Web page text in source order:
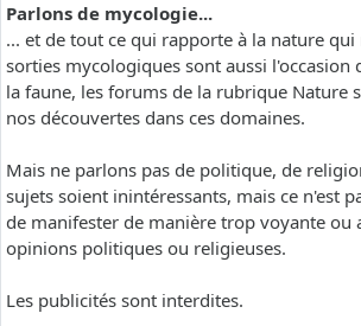
Parlons de mycologie...
... et de tout ce qui rapporte à la nature qui
sorties mycologiques sont aussi l'occasion
la faune, les forums de la rubrique Nature
nos découvertes dans ces domaines.
Mais ne parlons pas de politique, de
sujets soient inintéressants, mais ce n'est
de manifester de manière trop voyante ou
opinions politiques ou religieuses.
Les publicités sont interdites.